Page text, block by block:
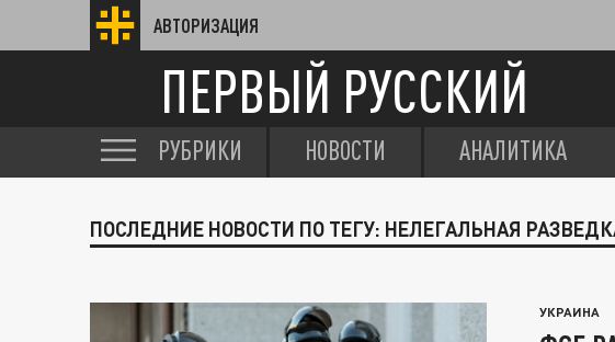
АВТОРИЗАЦИЯ
ПЕРВЫЙ РУССКИЙ
РУБРИКИ НОВОСТИ АНАЛИТИКА
ПОСЛЕДНИЕ НОВОСТИ ПО ТЕГУ: НЕЛЕГАЛЬНАЯ
УКРАИНА